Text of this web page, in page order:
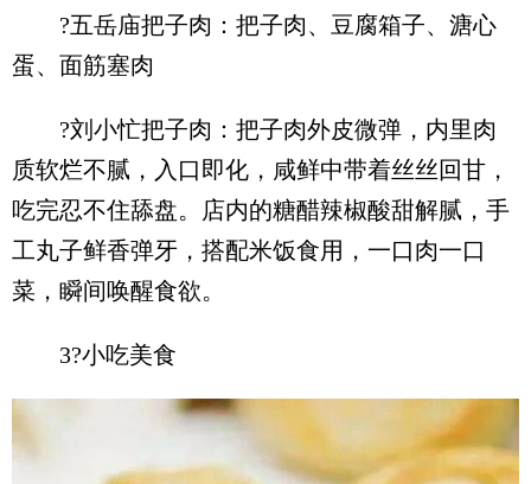
?五岳庙把子肉：把子肉、豆腐箱子、溏心
蛋、面筋塞肉
?刘小忙把子肉：把子肉外皮微弹，内里肉
质软烂不腻，入口即化，咸鲜中带着丝丝回甘，
吃完忍不住舔盘。店内的糖醋辣椒酸甜解腻，手
工丸子鲜香弹牙，搭配米饭食用，一口肉一口
菜，瞬间唤醒食欲。
3?小吃美食